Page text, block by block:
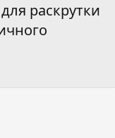
раскрутки